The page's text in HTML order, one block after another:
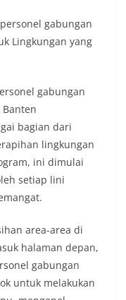
gabungan
Lingkungan yang
gabungan
Banten
bagian dari
lingkungan
ini dimulai
setiap lini
area-area di
halaman depan,
gabungan
untuk melakukan